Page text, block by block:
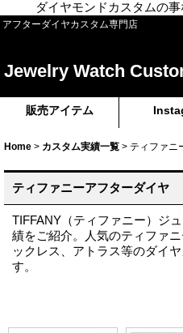
ダイヤモンドカスタムの
アフターダイヤカスタム専門店
Jewelry Watch
販売アイテム
Home > カスタム実績一覧 > ティファニ
ティファニーアフターダイヤ
TIFFANY（ティファニー）ジ
績をご紹介。人気のティファ
ックレス、アトラス等のダイ
す。